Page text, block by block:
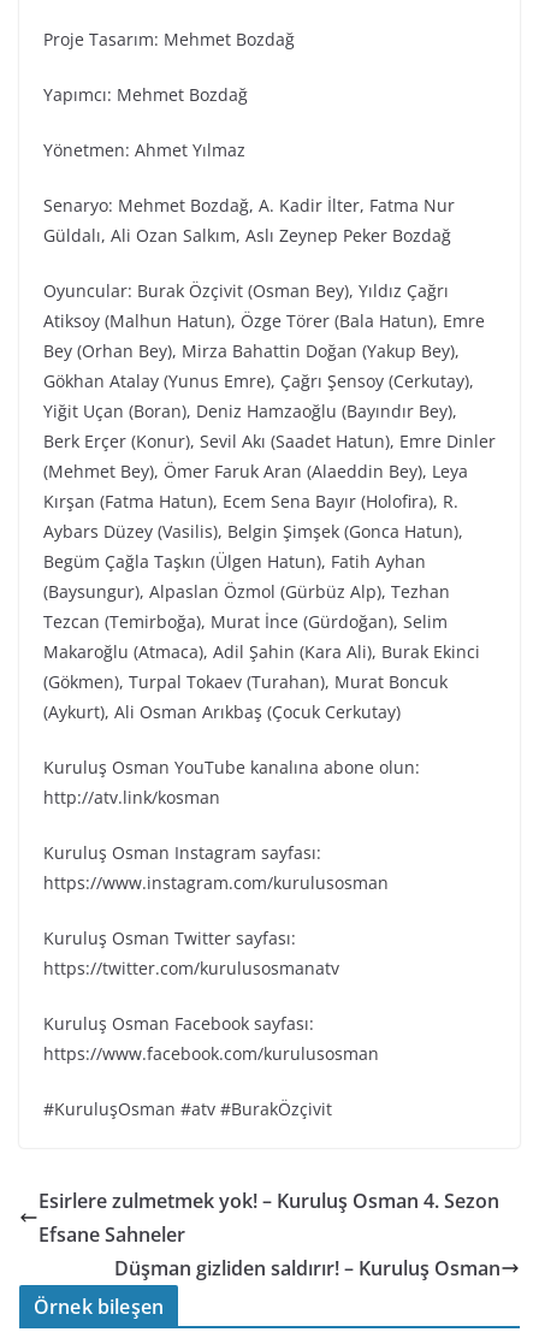
Proje Tasarım: Mehmet Bozdağ
Yapımcı: Mehmet Bozdağ
Yönetmen: Ahmet Yılmaz
Senaryo: Mehmet Bozdağ, A. Kadir İlter, Fatma Nur
Güldalı, Ali Ozan Salkım, Aslı Zeynep Peker Bozdağ
Oyuncular: Burak Özçivit (Osman Bey), Yıldız Çağrı
Atiksoy (Malhun Hatun), Özge Törer (Bala Hatun), Emre
Bey (Orhan Bey), Mirza Bahattin Doğan (Yakup Bey),
Gökhan Atalay (Yunus Emre), Çağrı Şensoy (Cerkutay),
Yiğit Uçan (Boran), Deniz Hamzaoğlu (Bayındır Bey),
Berk Erçer (Konur), Sevil Akı (Saadet Hatun), Emre Dinler
(Mehmet Bey), Ömer Faruk Aran (Alaeddin Bey), Leya
Kırşan (Fatma Hatun), Ecem Sena Bayır (Holofira), R.
Aybars Düzey (Vasilis), Belgin Şimşek (Gonca Hatun),
Begüm Çağla Taşkın (Ülgen Hatun), Fatih Ayhan
(Baysungur), Alpaslan Özmol (Gürbüz Alp), Tezhan
Tezcan (Temirboğa), Murat İnce (Gürdoğan), Selim
Makaroğlu (Atmaca), Adil Şahin (Kara Ali), Burak Ekinci
(Gökmen), Turpal Tokaev (Turahan), Murat Boncuk
(Aykurt), Ali Osman Arıkbaş (Çocuk Cerkutay)
Kuruluş Osman YouTube kanalına abone olun:
http://atv.link/kosman
Kuruluş Osman Instagram sayfası:
https://www.instagram.com/kurulusosman
Kuruluş Osman Twitter sayfası:
https://twitter.com/kurulusosmanatv
Kuruluş Osman Facebook sayfası:
https://www.facebook.com/kurulusosman
#KuruluşOsman #atv #BurakÖzçivit
Esirlere zulmetmek yok! – Kuruluş Osman 4. Sezon
Efsane Sahneler
Düşman gizliden saldırır! – Kuruluş Osman
Örnek bileşen